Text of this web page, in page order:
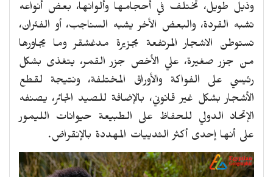
وذيل طويل، تختلف في أحجامها وألوانها، بعض أنواعه
تشبه القردة، والبعض الأخر يشبه السناجب، أو الفئران،
تستوطن الاشجار المرتفعة بجزيرة مدغشقر وما يجاورها
من جزر صغيرة، علي الأخص جزر القمر، يتغذى بشكل
رئيسي على الفواكة والأوراق المختلفة، ونتيجة لقطع
الأشجار بشكل غير قانوني، بالإضافة للصيد الجائر، يصنفه
الإتحاد الدولي للحفاظ على الطبيعة حيوانات الليمور
على أنها إحدى أكثر الثدييات المهددة بالإنقراض.